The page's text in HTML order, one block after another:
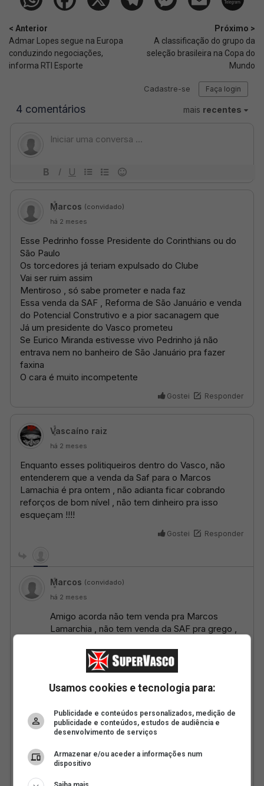
< Anterior
Admar Lopes segue na Europa
conduzindo negociações,
informa RTI Esporte
Próximo >
A classificação do grupo da
seleção brasileira na Copa do
Mundo
Usamos cookies e tecnologia para:
Publicidade e conteúdos personalizados, medição de
publicidade e conteúdos, estudos de audiência e
desenvolvimento de serviços
Armazenar e/ou aceder a informações num
dispositivo